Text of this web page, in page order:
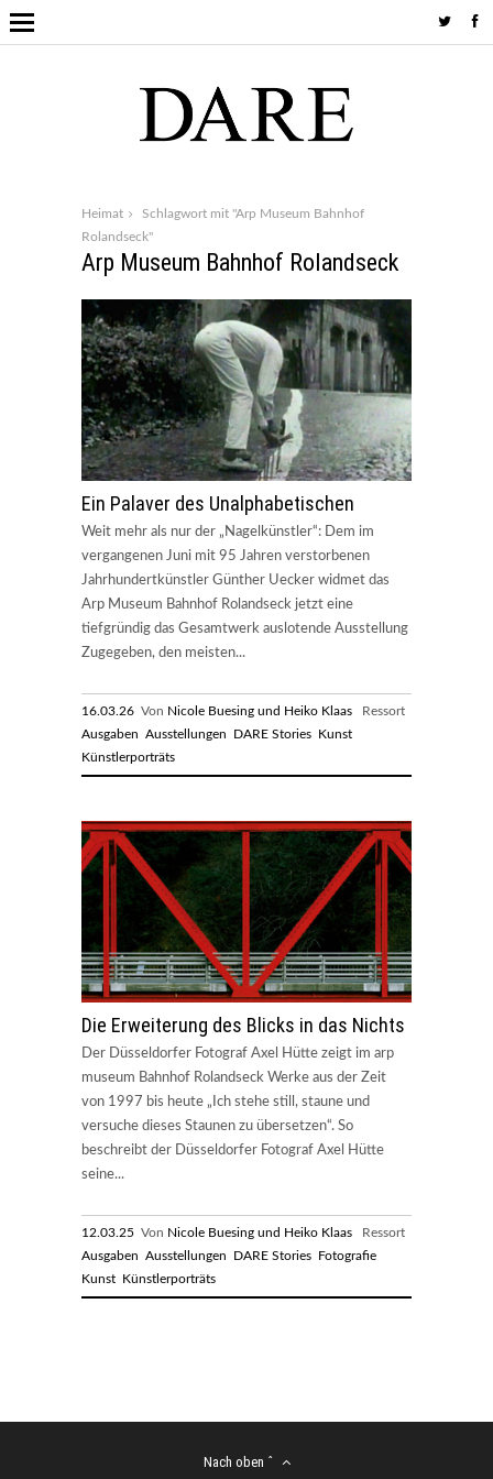
Heimat
Schlagwort mit "Arp Museum Bahnhof
Rolandseck"
Arp Museum Bahnhof Rolandseck
Ein Palaver des Unalphabetischen
Weit mehr als nur der „Nagelkünstler“: Dem im
vergangenen Juni mit 95 Jahren verstorbenen
Jahrhundertkünstler Günther Uecker widmet das
Arp Museum Bahnhof Rolandseck jetzt eine
tiefgründig das Gesamtwerk auslotende Ausstellung
Zugegeben, den meisten...
16.03.26 Von Nicole Buesing und Heiko Klaas Ressort
Ausgaben Ausstellungen DARE Stories Kunst
Künstlerporträts
Die Erweiterung des Blicks in das Nichts
Der Düsseldorfer Fotograf Axel Hütte zeigt im arp
museum Bahnhof Rolandseck Werke aus der Zeit
von 1997 bis heute „Ich stehe still, staune und
versuche dieses Staunen zu übersetzen“. So
beschreibt der Düsseldorfer Fotograf Axel Hütte
seine...
12.03.25 Von Nicole Buesing und Heiko Klaas Ressort
Ausgaben Ausstellungen DARE Stories Fotografie
Kunst Künstlerporträts
Nach oben ˆ